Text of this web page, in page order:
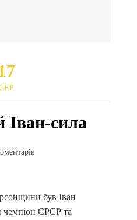
Іван-сила
був Іван
чемпіон СРСР та